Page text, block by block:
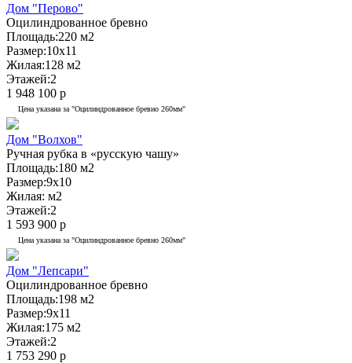
Дом "Перово"
Оцилиндрованное бревно
Площадь:220 м2
Размер:10x11
Жилая:128 м2
Этажей:2
1 948 100 р
Цена указана за "Оцилиндрованное бревно 260мм"
Дом "Волхов"
Ручная рубка в «русскую чашу»
Площадь:180 м2
Размер:9x10
Жилая: м2
Этажей:2
1 593 900 р
Цена указана за "Оцилиндрованное бревно 260мм"
Дом "Лепсари"
Оцилиндрованное бревно
Площадь:198 м2
Размер:9x11
Жилая:175 м2
Этажей:2
1 753 290 р